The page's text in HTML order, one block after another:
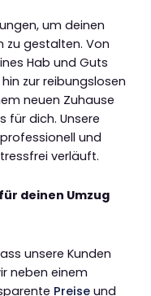
um deinen
zu gestalten. Von
Hab und Guts
zur reibungslosen
neuen Zuhause
für dich. Unsere
und
verläuft.
deinen Umzug
unsere Kunden
neben einem
Preise und